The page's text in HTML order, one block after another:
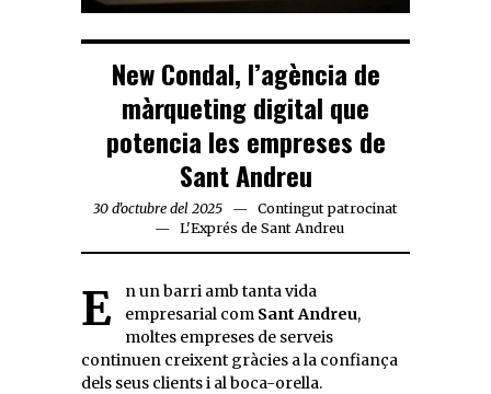
New Condal, l’agència de
màrqueting digital que
potencia les empreses de
Sant Andreu
30 d'octubre del 2025
Contingut patrocinat
L'Exprés de Sant Andreu
En un barri amb tanta vida empresarial com Sant Andreu,
moltes empreses de serveis
continuen creixent gràcies a la confiança
dels seus clients i al boca-orella.